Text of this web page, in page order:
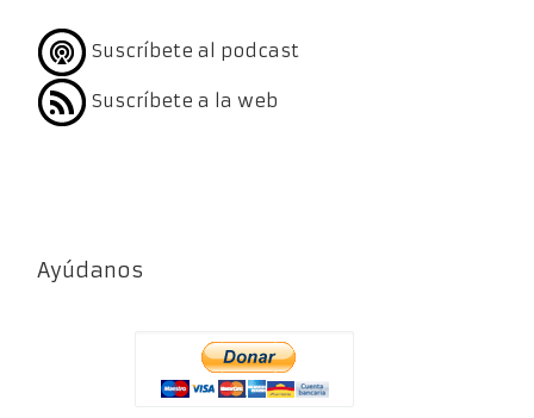
Suscríbete al podcast
Suscríbete a la web
Ayúdanos